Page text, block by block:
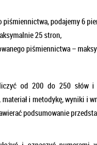
piśmiennictwa, podajemy 6
25 stron,
piśmiennictwa –
od 200 do 250 słów
materiał i metodykę, wyniki i
podsumowanie